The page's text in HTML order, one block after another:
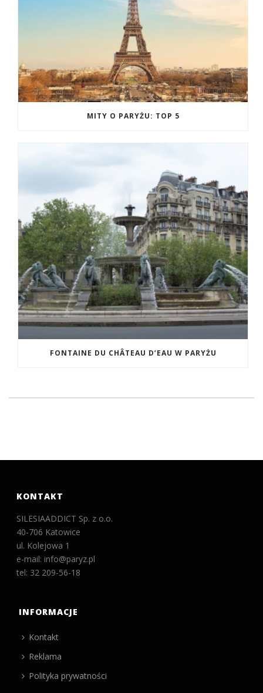
MITY O PARYŻU: TOP 5
FONTAINE DU CHÂTEAU D’EAU W PARYŻU
KONTAKT
SILESIAADDICT Sp. z o.o.
40-706 Katowice
ul. Kolejowa 1
e-mail: info@paryz.pl
tel: 32 209-56-18
INFORMACJE
Kontakt
Reklama
Polityka prywatności